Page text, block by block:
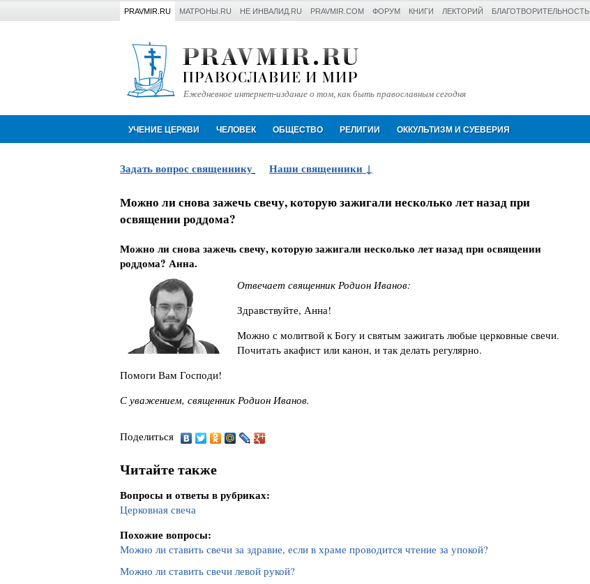
PRAVMIR.RU МАТРОНЫ.RU НЕ ИНВАЛИД.RU PRAVMIR.COM ФОРУМ КНИГИ ЛЕКТОРИЙ БЛАГОТВОРИТЕЛЬНОСТЬ
Ежедневное интернет-издание о том, как быть православным сегодня
УЧЕНИЕ ЦЕРКВИ ЧЕЛОВЕК ОБЩЕСТВО РЕЛИГИИ ОККУЛЬТИЗМ И СУЕВЕРИЯ
Искать
Задать вопрос священнику Наши священники
Можно ли снова зажечь свечу, которую зажигали несколько лет назад при
освящении роддома?
Можно ли снова зажечь свечу, которую зажигали несколько лет назад при освящении
роддома? Анна.
Отвечает священник Родион Иванов:
Здравствуйте, Анна!
Можно с молитвой к Богу и святым зажигать любые церковные свечи.
Почитать акафист или канон, и так делать регулярно.
Помоги Вам Господи!
С уважением, священник Родион Иванов.
Поделиться
Читайте также
Вопросы и ответы в рубриках:
Церковная свеча
Похожие вопросы:
Можно ли ставить свечи за здравие, если в храме проводится чтение за упокой?
Можно ли ставить свечи левой рукой?